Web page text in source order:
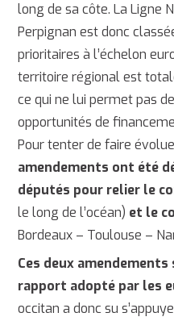
long de sa côte. La Ligne
Perpignan est donc
prioritaires à l’échelon
territoire régional est
ce qui ne lui permet pas
opportunités de
Pour tenter de faire
amendements ont été
députés pour relier le
le long de l’océan) et le
Bordeaux – Toulouse –
Ces deux
rapport adopté par les
occitan a donc su